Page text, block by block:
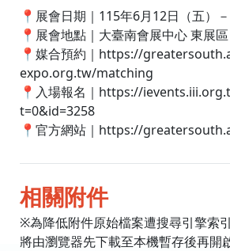
📍展會日期｜115年6月12日（五）－
📍展會地點｜大臺南會展中心 東展區
📍媒合預約｜https://
expo.org.tw/matching
📍入場報名｜https://
t=0&id=3258
📍官方網站｜https://
相關附件
※為降低附件原始檔案遭搜尋引擎索
將由瀏覽器先下載至本機暫存後再開